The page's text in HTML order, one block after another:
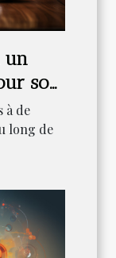
un
son
à de
long de